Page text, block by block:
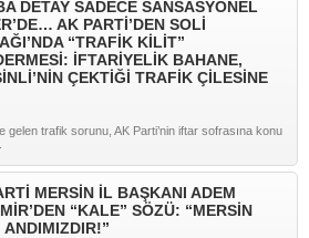
DETAY SADECE SANSASYONEL
AK PARTİ’DEN SOLİ
“TRAFİK KİLİT”
İFTARİYELİK BAHANE,
ÇEKTİĞİ TRAFİK ÇİLESİNE
gelen trafik sorunu, AK Parti’nin iftar sofrasına konu
MERSİN İL BAŞKANI ADEM
“KALE” SÖZÜ: “MERSİN
ANDIMIZDIR!”